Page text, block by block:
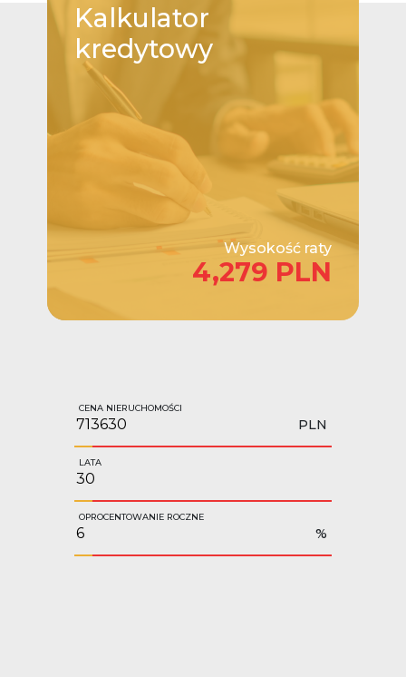
Kalkulator
kredytowy
Wysokość raty
4,279 PLN
CENA NIERUCHOMOŚCI
PLN
LATA
OPROCENTOWANIE ROCZNE
%